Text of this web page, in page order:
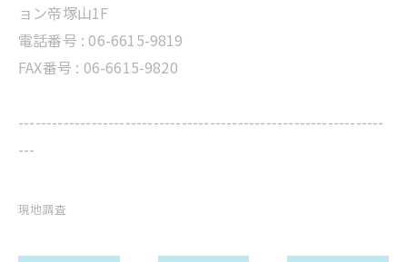
ョン帝塚山1F
電話番号 : 06-6615-9819
FAX番号 : 06-6615-9820
-----------------------------------------------------------------
---
現地調査